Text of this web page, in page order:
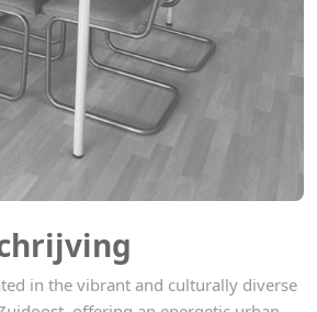
in the vibrant and culturally diverse